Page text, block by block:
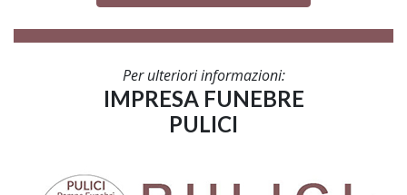
Per ulteriori informazioni:
IMPRESA FUNEBRE
PULICI